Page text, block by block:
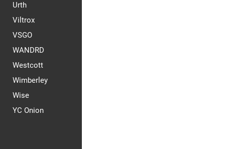
Urth
Viltrox
VSGO
WANDRD
Westcott
Wimberley
Wise
YC Onion